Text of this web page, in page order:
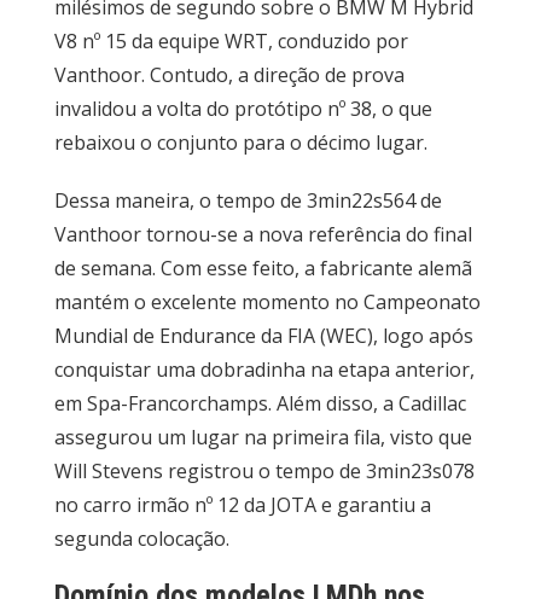
milésimos de segundo sobre o BMW M Hybrid
V8 nº 15 da equipe WRT, conduzido por
Vanthoor. Contudo, a direção de prova
invalidou a volta do protótipo nº 38, o que
rebaixou o conjunto para o décimo lugar.
Dessa maneira, o tempo de 3min22s564 de
Vanthoor tornou-se a nova referência do final
de semana. Com esse feito, a fabricante alemã
mantém o excelente momento no Campeonato
Mundial de Endurance da FIA (WEC), logo após
conquistar uma dobradinha na etapa anterior,
em Spa-Francorchamps. Além disso, a Cadillac
assegurou um lugar na primeira fila, visto que
Will Stevens registrou o tempo de 3min23s078
no carro irmão nº 12 da JOTA e garantiu a
segunda colocação.